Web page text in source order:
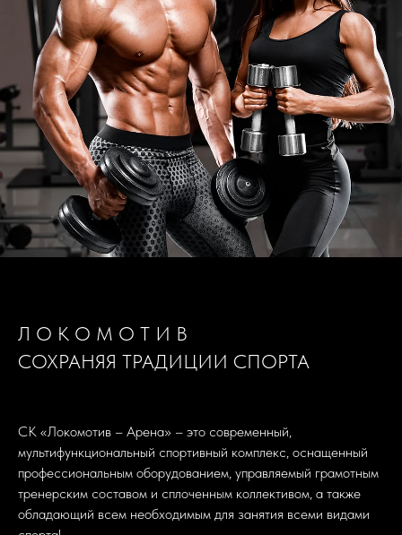
Л О К О М О Т И В
СОХРАНЯЯ ТРАДИЦИИ СПОРТА
СК «Локомотив – Арена» – это современный,
мультифункциональный спортивный комплекс, оснащенный
профессиональным оборудованием, управляемый грамотным
тренерским составом и сплоченным коллективом, а также
обладающий всем необходимым для занятия всеми видами